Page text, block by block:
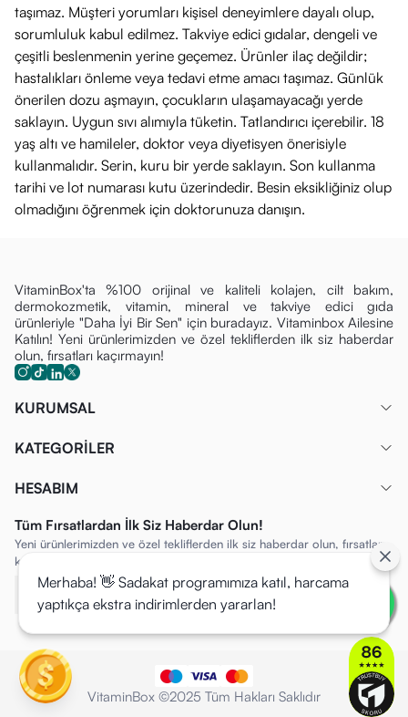
taşımaz. Müşteri yorumları kişisel deneyimlere dayalı olup,
sorumluluk kabul edilmez. Takviye edici gıdalar, dengeli ve
çeşitli beslenmenin yerine geçemez. Ürünler ilaç değildir;
hastalıkları önleme veya tedavi etme amacı taşımaz. Günlük
önerilen dozu aşmayın, çocukların ulaşamayacağı yerde
saklayın. Uygun sıvı alımıyla tüketin. Tatlandırıcı içerebilir. 18
yaş altı ve hamileler, doktor veya diyetisyen önerisiyle
kullanmalıdır. Serin, kuru bir yerde saklayın. Son kullanma
tarihi ve lot numarası kutu üzerindedir. Besin eksikliğiniz olup
olmadığını öğrenmek için doktorunuza danışın.
VitaminBox'ta %100 orijinal ve kaliteli kolajen, cilt bakım,
dermokozmetik, vitamin, mineral ve takviye edici gıda
ürünleriyle "Daha İyi Bir Sen" için buradayız. Vitaminbox Ailesine
Katılın! Yeni ürünlerimizden ve özel tekliflerden ilk siz haberdar
olun, fırsatları kaçırmayın!
KURUMSAL
KATEGORİLER
HESABIM
Tüm Fırsatlardan İlk Siz Haberdar Olun!
Yeni ürünlerimizden ve özel tekliflerden ilk siz haberdar olun, fırsatları
kaçırmayın!
VitaminBox ©2025 Tüm Hakları Saklıdır
Merhaba! 👋 Sadakat programımıza katıl, harcama
yaptıkça ekstra indirimlerden yararlan!